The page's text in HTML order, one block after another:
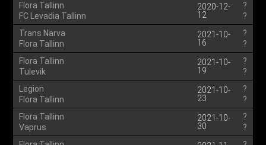
Flora Tallinn
FC Levadia Tallinn
2020-12-
12
?
?
Trans Narva
Flora Tallinn
2021-10-
16
?
?
Flora Tallinn
Tulevik
2021-10-
19
?
?
Legion
Flora Tallinn
2021-10-
23
?
?
Flora Tallinn
Vaprus
2021-10-
30
?
?